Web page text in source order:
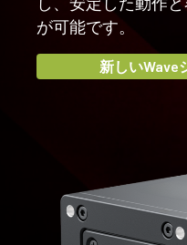
し、安定した動作
が可能です。
新しいWave
新しい Sweep 2k
いのままに。
マシンビジョンアプリケ
Learn more and
すべて…
JAIのSweep+ラインス
Inspect with